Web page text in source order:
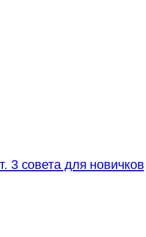
3 совета для новичков